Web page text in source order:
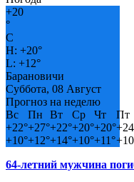
+20
°
C
H: +20°
L: +12°
Барановичи
Суббота, 08 Август
Прогноз на неделю
Вс
Пн Вт Ср Чт
Пт
+22°+27°+22°+20°+20°+
+10°+12°+14°+10°+11°+
64-летний мужчина